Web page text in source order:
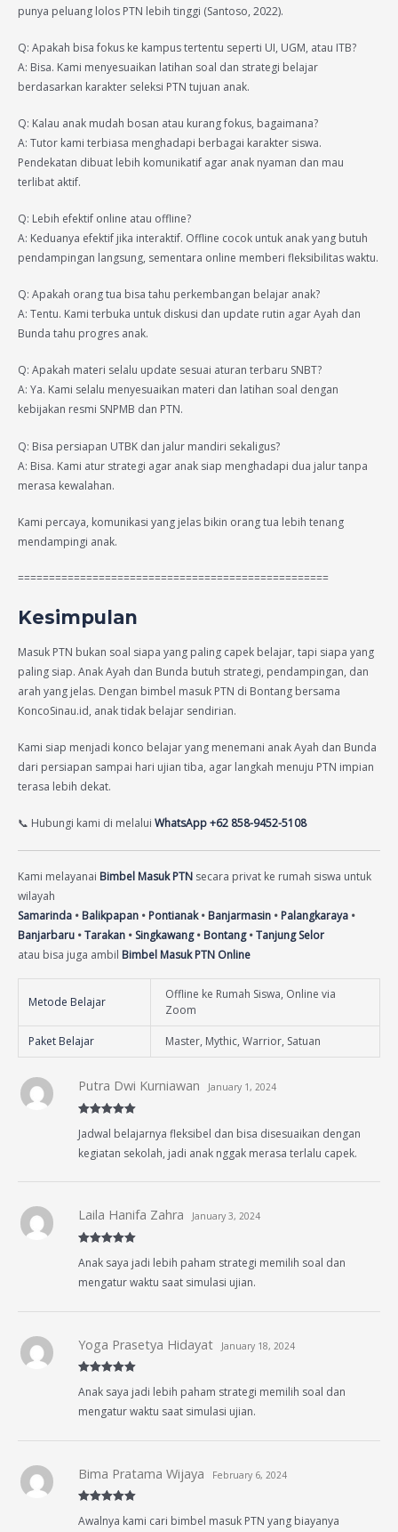
punya peluang lolos PTN lebih tinggi (Santoso, 2022).
Q: Apakah bisa fokus ke kampus tertentu seperti UI, UGM, atau ITB?
A: Bisa. Kami menyesuaikan latihan soal dan strategi belajar
berdasarkan karakter seleksi PTN tujuan anak.
Q: Kalau anak mudah bosan atau kurang fokus, bagaimana?
A: Tutor kami terbiasa menghadapi berbagai karakter siswa.
Pendekatan dibuat lebih komunikatif agar anak nyaman dan mau
terlibat aktif.
Q: Lebih efektif online atau offline?
A: Keduanya efektif jika interaktif. Offline cocok untuk anak yang butuh
pendampingan langsung, sementara online memberi fleksibilitas waktu.
Q: Apakah orang tua bisa tahu perkembangan belajar anak?
A: Tentu. Kami terbuka untuk diskusi dan update rutin agar Ayah dan
Bunda tahu progres anak.
Q: Apakah materi selalu update sesuai aturan terbaru SNBT?
A: Ya. Kami selalu menyesuaikan materi dan latihan soal dengan
kebijakan resmi SNPMB dan PTN.
Q: Bisa persiapan UTBK dan jalur mandiri sekaligus?
A: Bisa. Kami atur strategi agar anak siap menghadapi dua jalur tanpa
merasa kewalahan.
Kami percaya, komunikasi yang jelas bikin orang tua lebih tenang
mendampingi anak.
==================================================
Kesimpulan
Masuk PTN bukan soal siapa yang paling capek belajar, tapi siapa yang
paling siap. Anak Ayah dan Bunda butuh strategi, pendampingan, dan
arah yang jelas. Dengan bimbel masuk PTN di Bontang bersama
KoncoSinau.id, anak tidak belajar sendirian.
Kami siap menjadi konco belajar yang menemani anak Ayah dan Bunda
dari persiapan sampai hari ujian tiba, agar langkah menuju PTN impian
terasa lebih dekat.
📞 Hubungi kami di melalui WhatsApp +62 858-9452-5108
Kami melayanai Bimbel Masuk PTN secara privat ke rumah siswa untuk
wilayah
Samarinda • Balikpapan • Pontianak• Banjarmasin • Palangkaraya •
Banjarbaru •Tarakan • Singkawang• Bontang•Tanjung Selor
atau bisa juga ambil Bimbel Masuk PTN Online
Metode Belajar
Offline ke Rumah Siswa, Online via
Zoom
Paket Belajar Master, Mythic, Warrior, Satuan
of 5
Putra Dwi Kurniawan January 1, 2024
Jadwal belajarnya fleksibel dan bisa disesuaikan dengan
kegiatan sekolah, jadi anak nggak merasa terlalu capek.
of 5
Laila Hanifa Zahra January 3, 2024
Anak saya jadi lebih paham strategi memilih soal dan
mengatur waktu saat simulasi ujian.
of 5
Yoga Prasetya Hidayat January 18, 2024
Anak saya jadi lebih paham strategi memilih soal dan
mengatur waktu saat simulasi ujian.
of 5
Bima Pratama Wijaya February 6, 2024
Awalnya kami cari bimbel masuk PTN yang biayanya